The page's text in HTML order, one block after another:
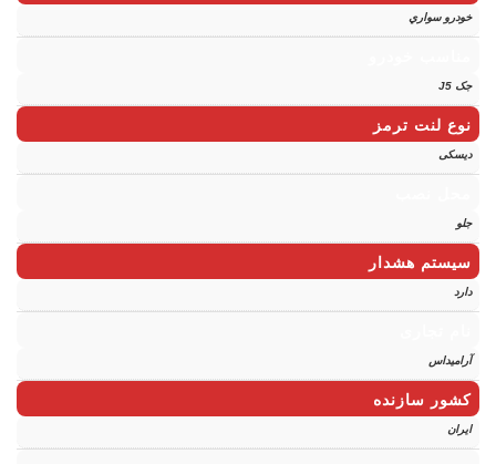
خودرو سواري
جک J5
نوع لنت ترمز
دیسکی
جلو
سیستم هشدار
دارد
آرامیداس
کشور سازنده
ایران